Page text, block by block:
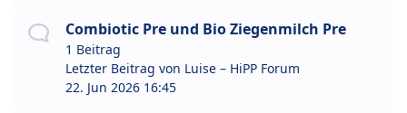
Combiotic Pre und Bio Ziegenmilch Pre
1 Beitrag
Letzter Beitrag von Luise – HiPP Forum
22. Jun 2026 16:45